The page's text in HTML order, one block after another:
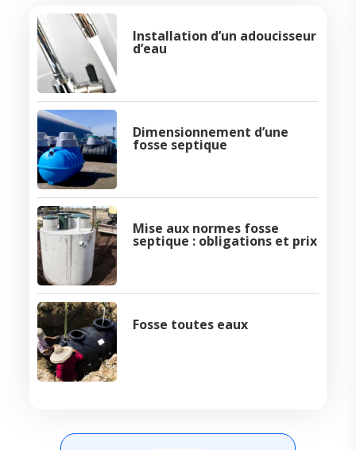
Installation d’un adoucisseur
d’eau
Dimensionnement d’une
fosse septique
Mise aux normes fosse
septique : obligations et prix
Fosse toutes eaux